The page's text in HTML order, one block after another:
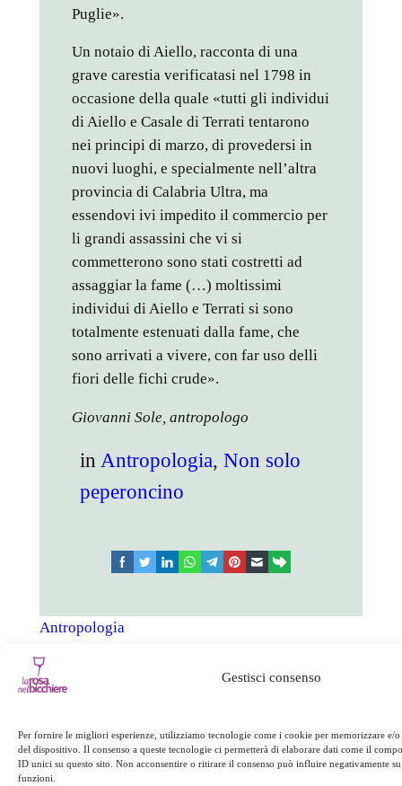
Gestisci consenso
Per fornire le migliori esperienze, utilizziamo tecnologie come i cookie per memorizzare e/
del dispositivo. Il consenso a queste tecnologie ci permetterà di elaborare dati come il
ID unici su questo sito. Non acconsentire o ritirare il consenso può influire negativamente
funzioni.
Puglie».
Un notaio di Aiello, racconta di una
grave carestia verificatasi nel 1798 in
occasione della quale «tutti gli individui
di Aiello e Casale di Terrati tentarono
nei principi di marzo, di provedersi in
nuovi luoghi, e specialmente nell’altra
provincia di Calabria Ultra, ma
essendovi ivi impedito il commercio per
li grandi assassini che vi si
commetterono sono stati costretti ad
assaggiar la fame (…) moltissimi
individui di Aiello e Terrati si sono
totalmente estenuati dalla fame, che
sono arrivati a vivere, con far uso delli
fiori delle fichi crude».
Giovanni Sole, antropologo
in Antropologia, Non solo
peperoncino
facebooktwitterlinkedinwhatsapptelegram
pinterest email link
Antropologia
“orecchie” di Cortale
Cadono le stelle
→